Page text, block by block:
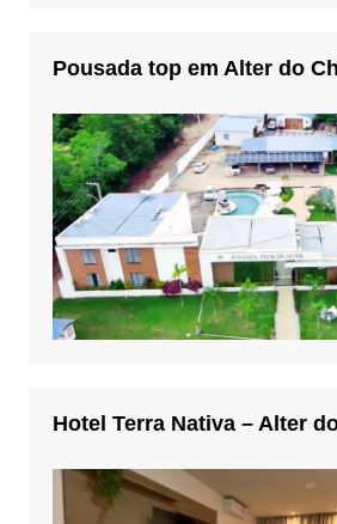
Pousada top em Alter do
Hotel Terra Nativa – Alter